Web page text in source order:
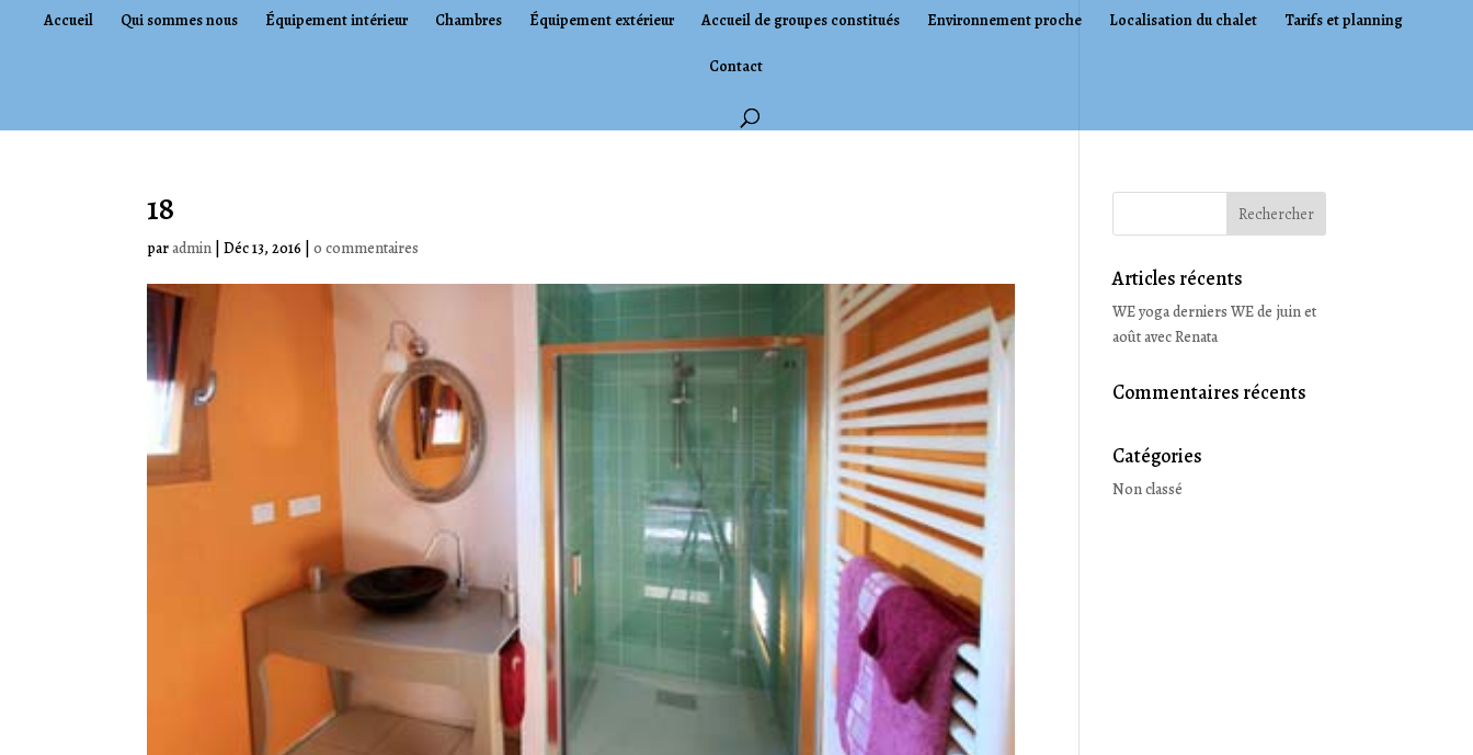
Accueil Qui sommes nous Équipement intérieur Chambres Équipement extérieur Accueil de groupes constitués Environnement proche Localisation du chalet Tarifs et planning
Contact
18
paradmin |Déc 13, 2016 |0 commentaires
Articles récents
WE yoga derniers WE de juin et
août avec Renata
Commentaires récents
Catégories
Non classé